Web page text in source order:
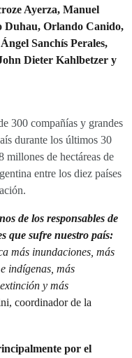
Ayerza, Manuel
Duhau, Orlando Canido,
Sanchís Perales,
Dieter Kahlbetzer y
300 compañías y grandes
durante los últimos 30
millones de hectáreas de
entre los diez países
de los responsables de
que sufre nuestro país:
más inundaciones, más
indígenas, más
y más
coordinador de la
por el